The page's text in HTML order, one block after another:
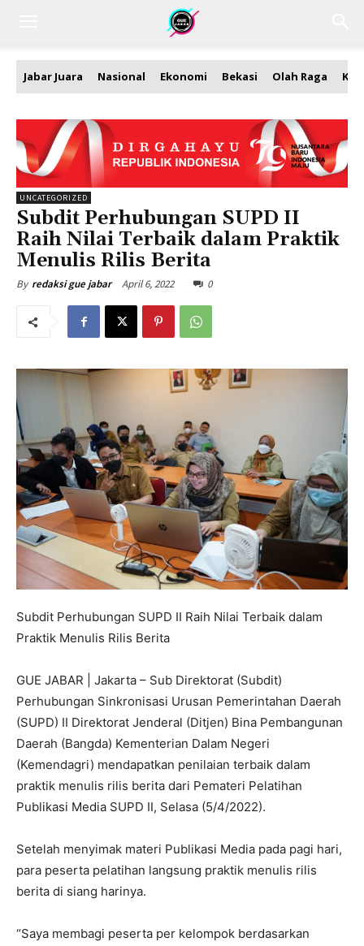
Jabar Juara Nasional Ekonomi Bekasi Olah Raga
UNCATEGORIZED
Subdit Perhubungan SUPD II
Raih Nilai Terbaik dalam Praktik
Menulis Rilis Berita
By redaksi gue jabar April 6, 2022 0
Subdit Perhubungan SUPD II Raih Nilai Terbaik dalam
Praktik Menulis Rilis Berita
GUE JABAR | Jakarta – Sub Direktorat (Subdit)
Perhubungan Sinkronisasi Urusan Pemerintahan Daerah
(SUPD) II Direktorat Jenderal (Ditjen) Bina Pembangunan
Daerah (Bangda) Kementerian Dalam Negeri
(Kemendagri) mendapatkan penilaian terbaik dalam
praktik menulis rilis berita dari Pemateri Pelatihan
Publikasi Media SUPD II, Selasa (5/4/2022).
Setelah menyimak materi Publikasi Media pada pagi hari,
para peserta pelatihan langsung praktik menulis rilis
berita di siang harinya.
“Saya membagi peserta per kelompok berdasarkan